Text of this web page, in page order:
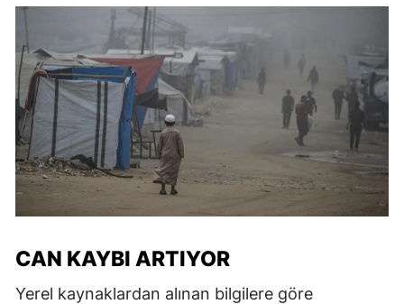
CAN KAYBI ARTIYOR
Yerel kaynaklardan alınan bilgilere göre